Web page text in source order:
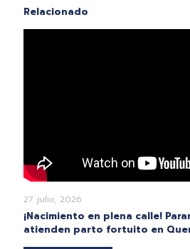
Relacionado
27 julio, 2026
¡Nacimiento en plena calle!
atienden parto fortuito en